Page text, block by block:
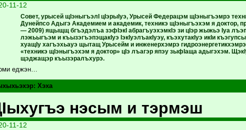
11-12
Совет, урысей щIэныгъэлI цIэрыIуэ, Урысей Федерацэм щIэныгъэмрэ
Дунейпсо Адыгэ Академием и академик, техникэ щIэныгъэхэм я доктор,
— 2009) ящыщщ бгъэдэлъа зэфIэкI абрагъуэхэмкIэ зи цIэр жыжьэ Iуа
лэжьыгъэм и къызэгъэпэщакIуэ IэкIуэлъакIуэу, къэхутакIуэ икIи
хуащIу хагъэхьауэ щытащ Урысейм и инженерхэмрэ
«техникэ щIэныгъэхэм я доктор» цIэ лъагэр япэу зыфIаща адыгэхэм.
щэджащэр къызэралъхурэ.
еджэн…
Хэха
нэсым и тэрмэш
11-12